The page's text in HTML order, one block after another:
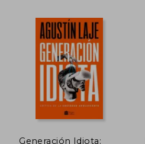
45%
Generación Idiota: